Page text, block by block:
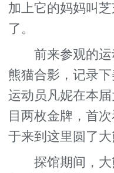
加上它的妈妈叫
了。
前来参观的运
熊猫合影，记录
运动员凡妮在本
目两枚金牌，首
于来到这里圆了
探馆期间，大